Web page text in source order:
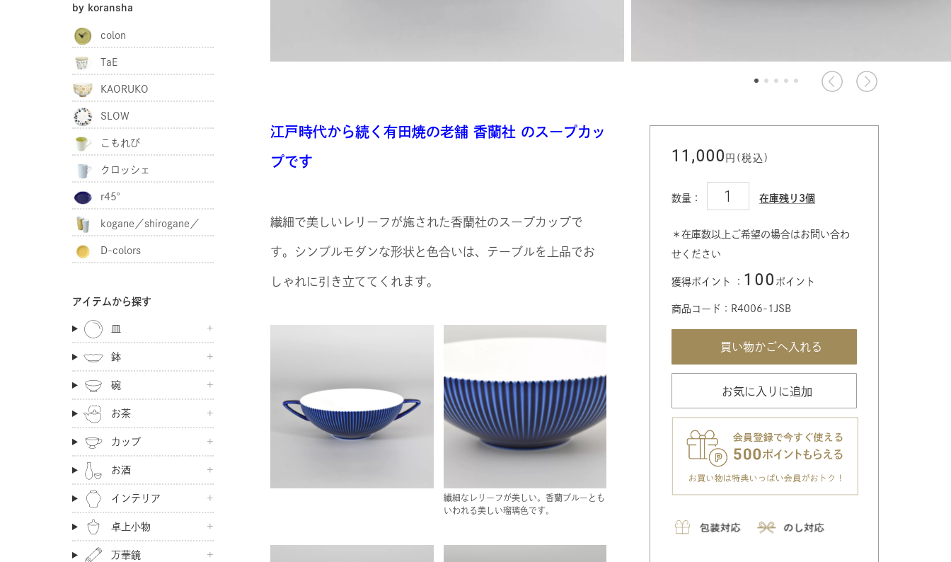
江戸時代から続く有田焼の老舗 香蘭社 のスープカッ
プです
繊細で美しいレリーフが施された香蘭社のスープカップで
す。シンプルモダンな形状と色合いは、テーブルを上品でお
しゃれに引き立ててくれます。
繊細なレリーフが美しい。香蘭ブルーとも
いわれる美しい瑠璃色です。
11,000 円(税込)
数量： 在庫残り3個
＊在庫数以上ご希望の場合はお問い合わ
せください
獲得ポイント ： 100 ポイント
商品コード：R4006-1JSB
お気に入りに追加
by koransha
colon
TaE
KAORUKO
SLOW
こもれび
クロッシェ
r45°
kogane／shirogane／
akaganeD-colors
アイテムから探す
皿
鉢
碗
お茶
カップ
お酒
インテリア
卓上小物
万華鏡